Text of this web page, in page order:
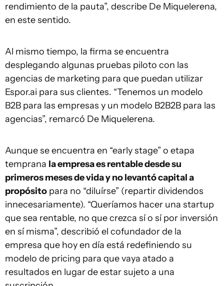
rendimiento de la pauta”, describe De Miquelerena,
en este sentido.
Al mismo tiempo, la firma se encuentra
desplegando algunas pruebas piloto con las
agencias de marketing para que puedan utilizar
Espor.ai para sus clientes. “Tenemos un modelo
B2B para las empresas y un modelo B2B2B para las
agencias”, remarcó De Miquelerena.
Aunque se encuentra en “early stage” o etapa
temprana la empresa es rentable desde su
primeros meses de vida y no levantó capital a
propósito para no “diluírse” (repartir dividendos
innecesariamente). “Queríamos hacer una startup
que sea rentable, no que crezca sí o sí por inversión
en sí misma”, describió el cofundador de la
empresa que hoy en día está redefiniendo su
modelo de pricing para que vaya atado a
resultados en lugar de estar sujeto a una